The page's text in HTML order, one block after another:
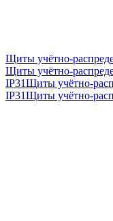
Щиты учётно-
Щиты учётно-
IP31Щиты учётно-
IP31Щиты учётно-